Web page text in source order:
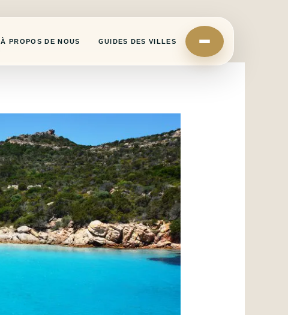
À PROPOS DE NOUS GUIDES DES VILLES